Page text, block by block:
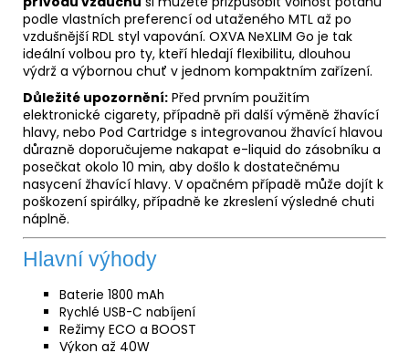
podle vlastních preferencí od utaženého MTL až po
vzdušnější RDL styl vapování. OXVA NeXLIM Go je tak
ideální volbou pro ty, kteří hledají flexibilitu, dlouhou
výdrž a výbornou chuť v jednom kompaktním zařízení.
Důležité upozornění: Před prvním použitím
elektronické cigarety, případně při další výměně žhavící
hlavy, nebo Pod Cartridge s integrovanou žhavící hlavou
důrazně doporučujeme nakapat e-liquid do zásobníku a
posečkat okolo 10 min, aby došlo k dostatečnému
nasycení žhavící hlavy. V opačném případě může dojít k
poškození spirálky, případně ke zkreslení výsledné chuti
náplně.
Hlavní výhody
Baterie 1800 mAh
Rychlé USB-C nabíjení
Režimy ECO a BOOST
Výkon až 40W